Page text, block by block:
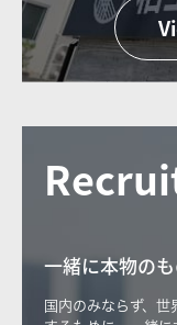
一緒に本物の
国内のみならず、